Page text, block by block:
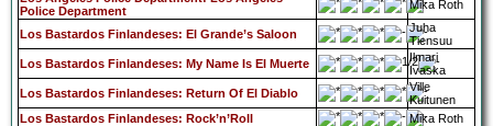
Police Department
Mika Roth
Los Bastardos Finlandeses: El Grande’s Saloon
Juha
Tiensuu
Los Bastardos Finlandeses: My Name Is El Muerte
Ilmari
Ivaska
Los Bastardos Finlandeses: Return Of El Diablo
Ville
Kuitunen
Los Bastardos Finlandeses: Rock’n’Roll
Mika Roth